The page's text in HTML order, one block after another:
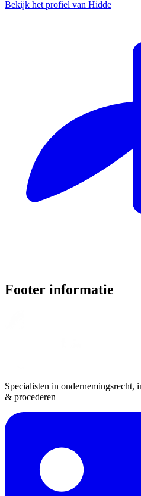
Bekijk het profiel van Hidde
Footer informatie
Specialisten in ondernemingsrecht,
& procederen